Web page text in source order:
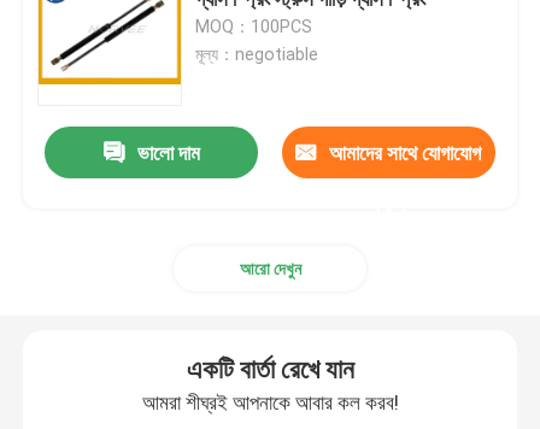
সর্পিল কয়েল বসন্ত
গ্যাস স্প্রিং স্ট্রুটস
কম্প্রেশন হেলিকাল স্প্রিং
MOQ：100PCS
মূল্য：negotiable
ভালো দাম আমাদের সাথে যোগাযোগ
আরো দেখুন
একটি বার্তা রেখে যান
আমরা শীঘ্রই আপনাকে আবার কল করব!